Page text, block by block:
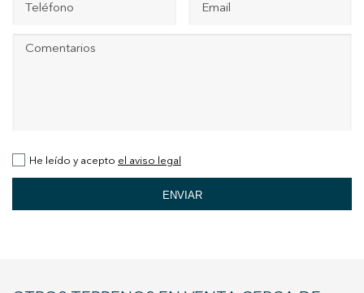
+34 935 178 067
He leído y acepto el aviso legal
ENVIAR